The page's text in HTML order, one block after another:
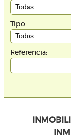
Tipo:
Referencia: